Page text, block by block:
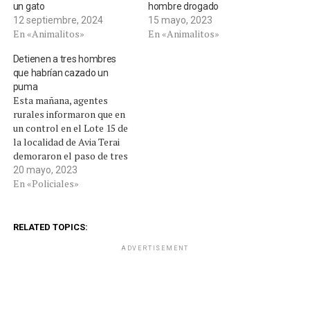
un gato
12 septiembre, 2024
En «Animalitos»
hombre drogado
15 mayo, 2023
En «Animalitos»
Detienen a tres hombres
que habrían cazado un
puma
Esta mañana, agentes
rurales informaron que en
un control en el Lote 15 de
la localidad de Avia Terai
demoraron el paso de tres
personas que “portaban
escopetas y un animal”.
llevaban en su poder dos
20 mayo, 2023
En «Policiales»
RELATED TOPICS:
ADVERTISEMENT